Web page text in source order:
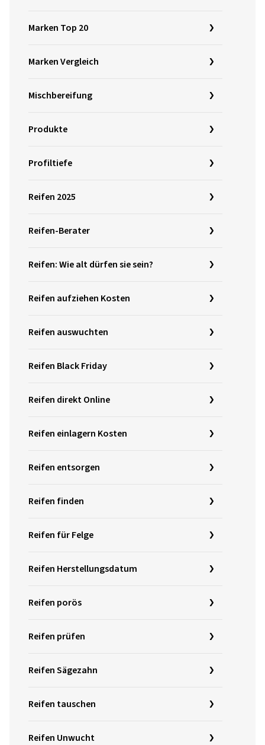
Marken Top 20
Marken Vergleich
Mischbereifung
Produkte
Profiltiefe
Reifen 2025
Reifen-Berater
Reifen: Wie alt dürfen sie sein?
Reifen aufziehen Kosten
Reifen auswuchten
Reifen Black Friday
Reifen direkt Online
Reifen einlagern Kosten
Reifen entsorgen
Reifen finden
Reifen für Felge
Reifen Herstellungsdatum
Reifen porös
Reifen prüfen
Reifen Sägezahn
Reifen tauschen
Reifen Unwucht